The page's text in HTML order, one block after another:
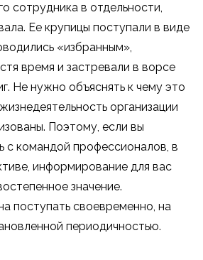
сотрудника в отдельности,
Ее крупицы поступали в виде
«избранным»,
время и застревали в ворсе
Не нужно объяснять к чему это
организации
Поэтому, если вы
с командой профессионалов, в
информирование для вас
значение.
поступать своевременно, на
периодичностью.